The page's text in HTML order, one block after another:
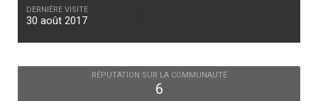
DERNIÈRE VISITE
30 août 2017
RÉPUTATION SUR LA COMMUNAUTÉ
6